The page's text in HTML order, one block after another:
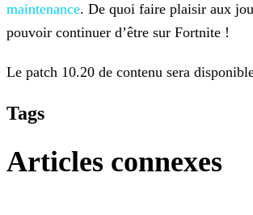
maintenance. De quoi faire plaisir aux
pouvoir continuer d’être sur Fortnite !
Le patch 10.20 de contenu sera
Tags
Articles connexes